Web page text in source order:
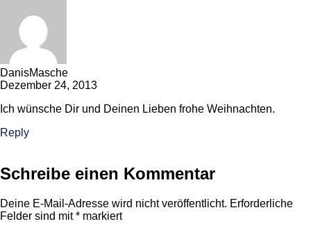
DanisMasche
Dezember 24, 2013
Ich wünsche Dir und Deinen Lieben frohe Weihnachten.
Reply
Schreibe einen Kommentar
Deine E-Mail-Adresse wird nicht veröffentlicht. Erforderliche
Felder sind mit* markiert